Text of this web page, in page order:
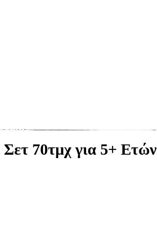
70τμχ για 5+ Ετών